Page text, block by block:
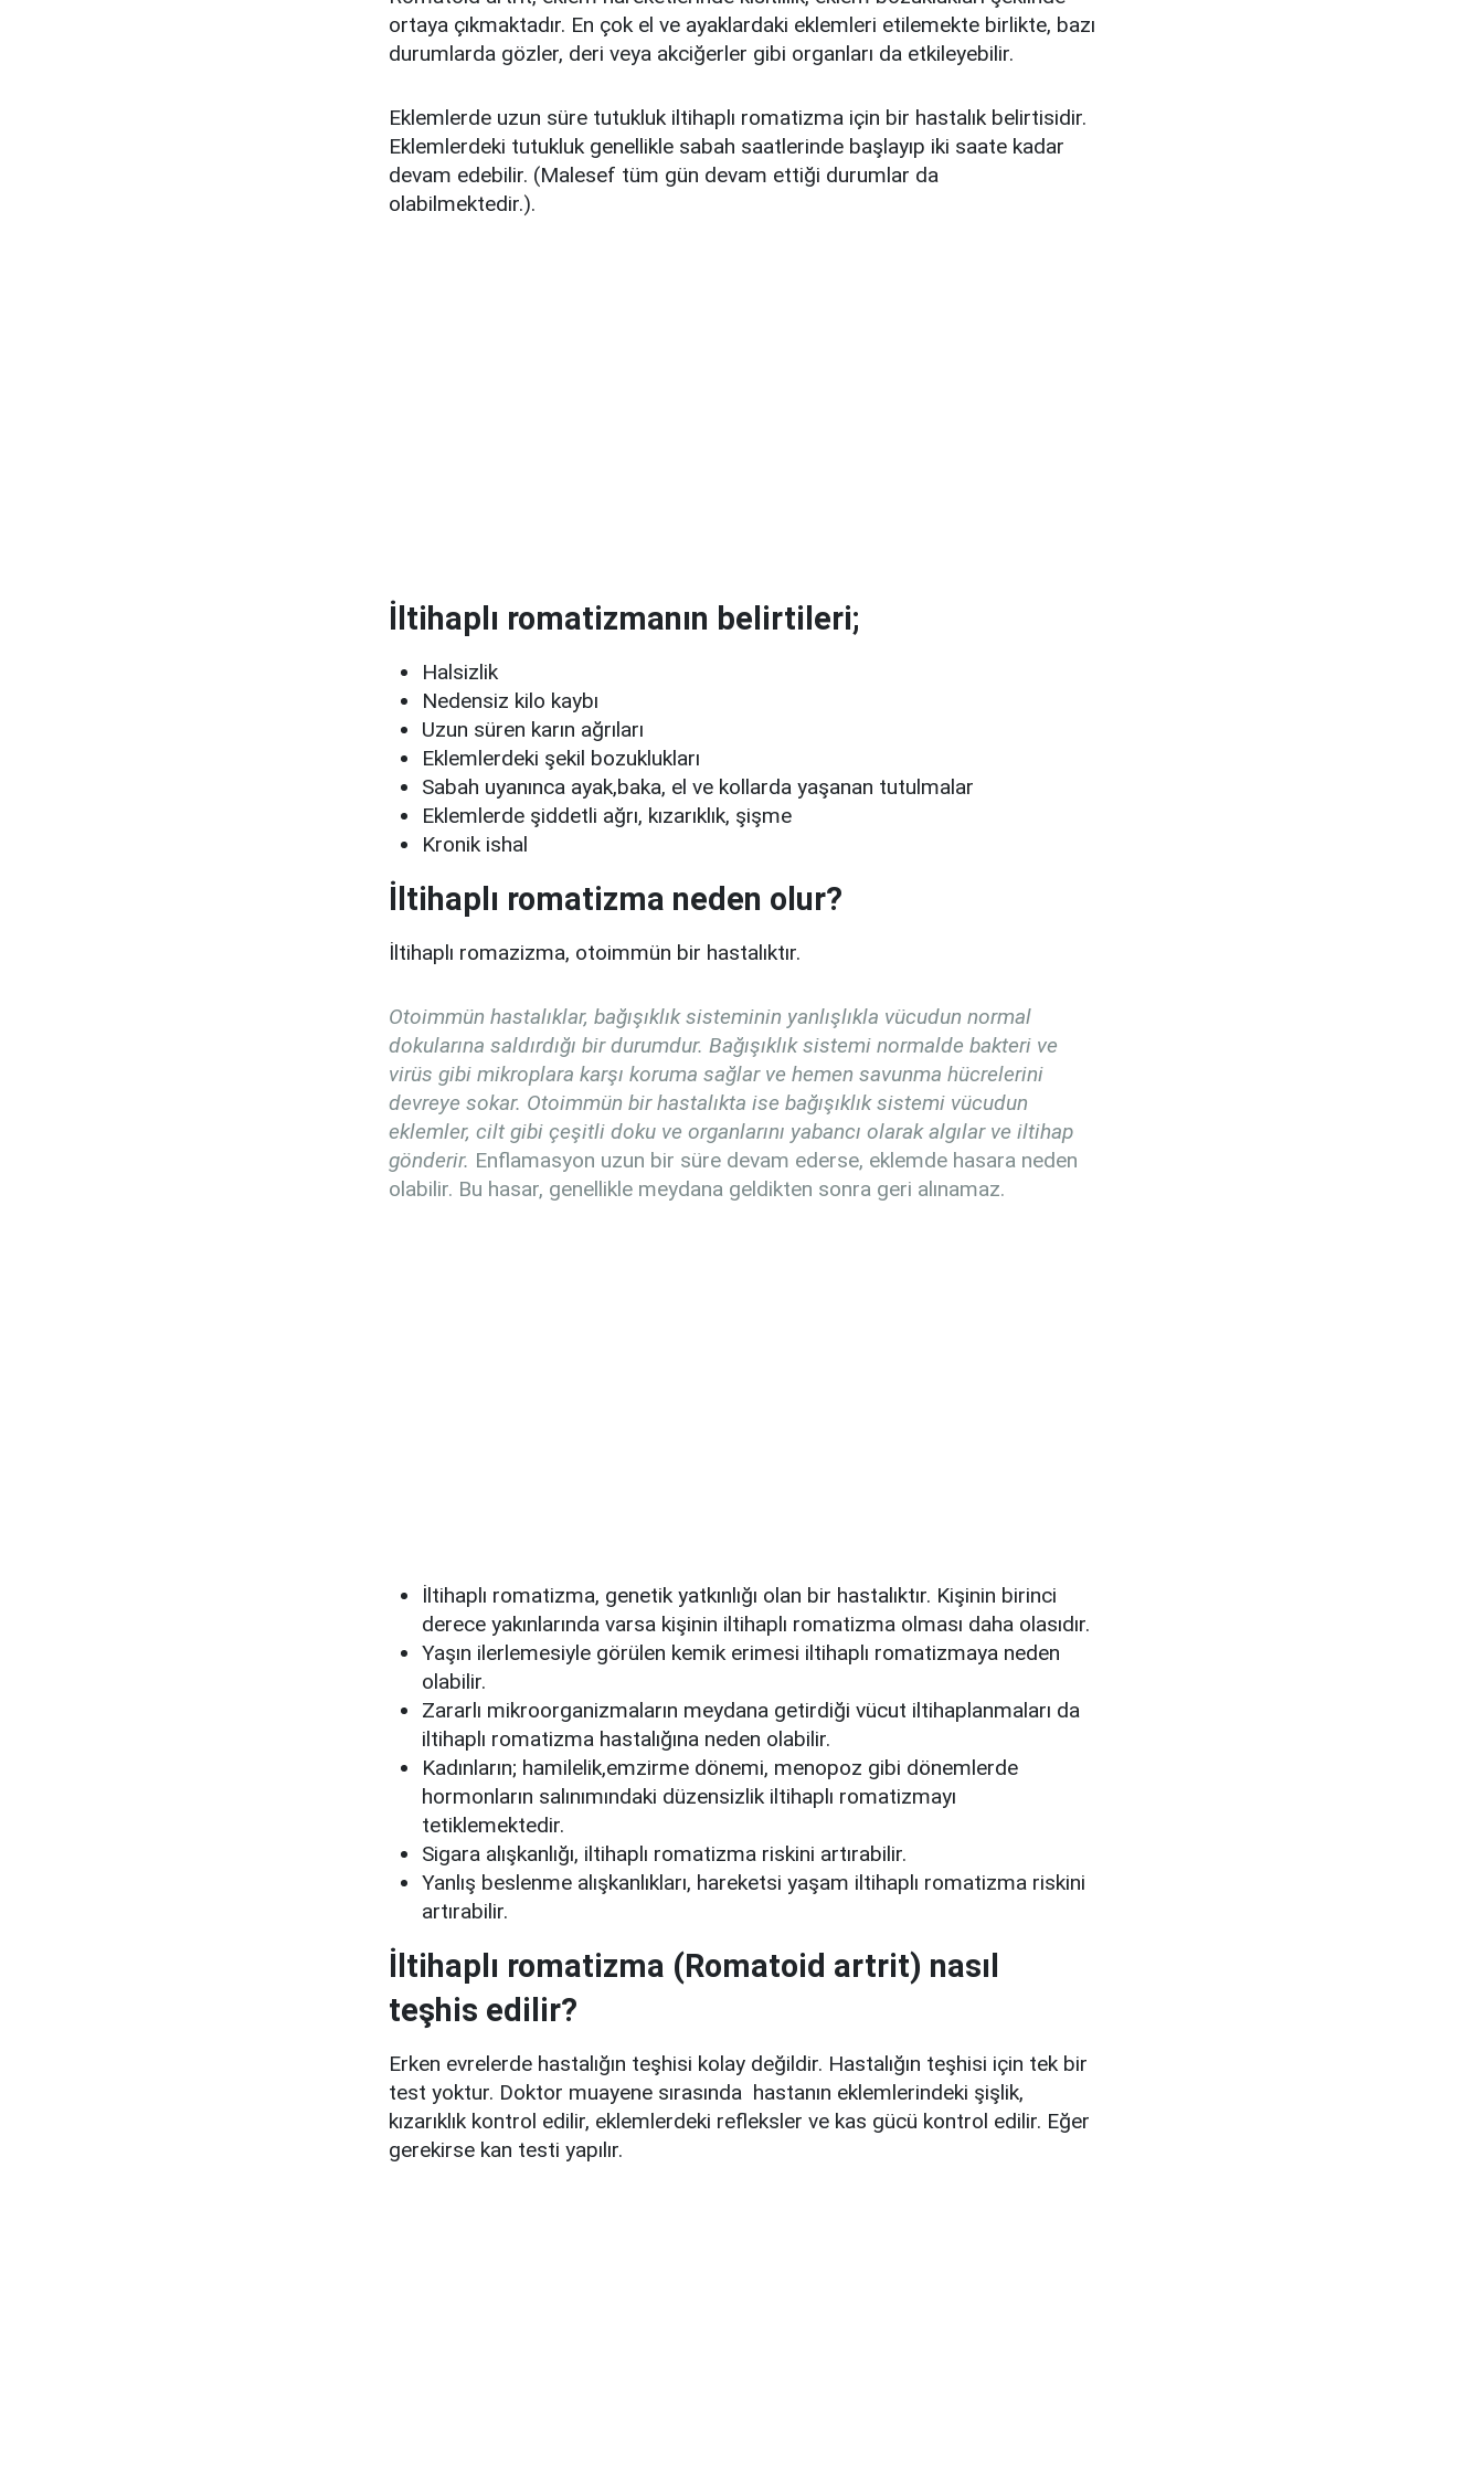
ortaya çıkmaktadır. En çok el ve ayaklardaki eklemleri etilemekte birlikte, bazı
durumlarda gözler, deri veya akciğerler gibi organları da etkileyebilir.
Eklemlerde uzun süre tutukluk iltihaplı romatizma için bir hastalık belirtisidir.
Eklemlerdeki tutukluk genellikle sabah saatlerinde başlayıp iki saate kadar
devam edebilir. (Malesef tüm gün devam ettiği durumlar da
olabilmektedir.).
İltihaplı romatizmanın belirtileri;
Halsizlik
Nedensiz kilo kaybı
Uzun süren karın ağrıları
Eklemlerdeki şekil bozuklukları
Sabah uyanınca ayak,baka, el ve kollarda yaşanan tutulmalar
Eklemlerde şiddetli ağrı, kızarıklık, şişme
Kronik ishal
İltihaplı romatizma neden olur?
İltihaplı romazizma, otoimmün bir hastalıktır.
Otoimmün hastalıklar, bağışıklık sisteminin yanlışlıkla vücudun normal
dokularına saldırdığı bir durumdur. Bağışıklık sistemi normalde bakteri ve
virüs gibi mikroplara karşı koruma sağlar ve hemen savunma hücrelerini
devreye sokar. ‌Otoimmün bir hastalıkta ise bağışıklık sistemi vücudun
eklemler, cilt gibi çeşitli doku ve organlarını yabancı olarak algılar ve iltihap
gönderir. Enflamasyon uzun bir süre devam ederse, eklemde hasara neden
olabilir. Bu hasar, genellikle meydana geldikten sonra geri alınamaz.
İltihaplı romatizma, genetik yatkınlığı olan bir hastalıktır. Kişinin birinci
derece yakınlarında varsa kişinin iltihaplı romatizma olması daha olasıdır.
Yaşın ilerlemesiyle görülen kemik erimesi iltihaplı romatizmaya neden
olabilir.
Zararlı mikroorganizmaların meydana getirdiği vücut iltihaplanmaları da
iltihaplı romatizma hastalığına neden olabilir.
Kadınların; hamilelik,emzirme dönemi, menopoz gibi dönemlerde
hormonların salınımındaki düzensizlik iltihaplı romatizmayı
tetiklemektedir.
Sigara alışkanlığı, iltihaplı romatizma riskini artırabilir.
Yanlış beslenme alışkanlıkları, hareketsi yaşam iltihaplı romatizma riskini
artırabilir.
İltihaplı romatizma (Romatoid artrit) nasıl
teşhis edilir?
Erken evrelerde hastalığın teşhisi kolay değildir. Hastalığın teşhisi için tek bir
test yoktur. Doktor muayene sırasında hastanın eklemlerindeki şişlik,
kızarıklık kontrol edilir, eklemlerdeki refleksler ve kas gücü kontrol edilir. Eğer
gerekirse kan testi yapılır.